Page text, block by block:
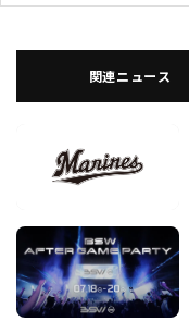
関連ニュース